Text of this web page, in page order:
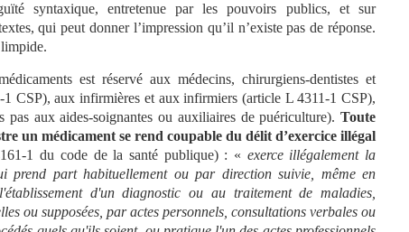
syntaxique, entretenue par les pouvoirs publics, et sur
qui peut donner l’impression qu’il n’existe pas de réponse.
est réservé aux médecins, chirurgiens-dentistes et
1 CSP), aux infirmières et aux infirmiers (article L 4311-1 CSP),
pas aux aides-soignantes ou auxiliaires de puériculture). Toute
un médicament se rend coupable du délit d’exercice illégal
1 du code de la santé publique) : « exerce illégalement la
prend part habituellement ou par direction suivie, même en
d'un diagnostic ou au traitement de maladies,
ou supposées, par actes personnels, consultations verbales ou